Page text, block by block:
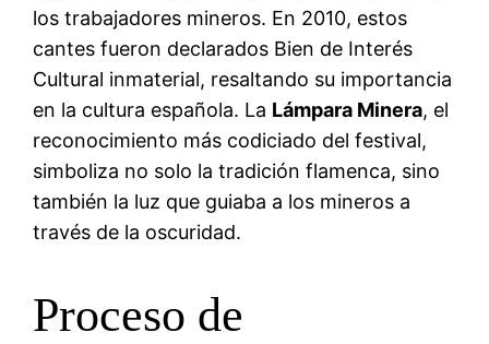
los trabajadores mineros. En 2010, estos
cantes fueron declarados Bien de Interés
Cultural inmaterial, resaltando su importancia
en la cultura española. La Lámpara Minera, el
reconocimiento más codiciado del festival,
simboliza no solo la tradición flamenca, sino
también la luz que guiaba a los mineros a
través de la oscuridad.
Proceso de